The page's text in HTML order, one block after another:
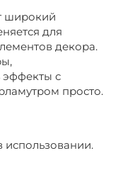
широкий
для
декора.
эффекты с
просто.
использовании.